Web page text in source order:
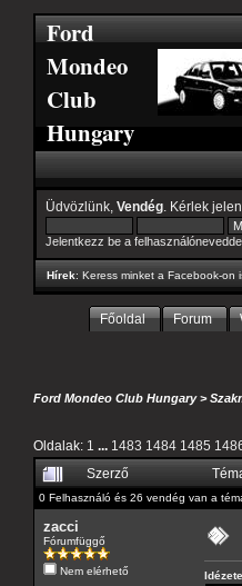
Ford
Mondeo
Club
Hungary
Üdvözlünk, Vendég . Kérlek
Jelentkezz be a
Hírek: Keress minket a Facebook-on
Főoldal Forum
Ford Mondeo Club Hungary>
Oldalak: 1 ... 1483 1484 1485
Szerző
0 Felhasználó és 26 vendég van a
zacci
Fórumfüggő
Nem elérhető